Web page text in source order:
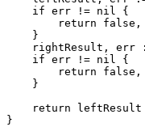
    if err != nil {
return false,
    }
rightResult, err
    if err != nil {
return false,
    }
return
}